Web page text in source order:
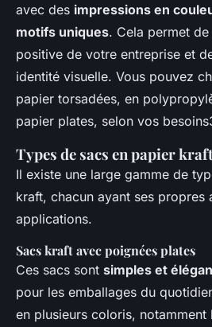
avec des impressions en
motifs uniques. Cela permet
positive de votre entreprise et
identité visuelle. Vous pouvez
papier torsadées, en
papier plates, selon vos
Types de sacs en papier
Il existe une large gamme de
kraft, chacun ayant ses propres
applications.
Sacs kraft avec poignées plates
Ces sacs sont simples et
pour les emballages du
en plusieurs coloris, notamment